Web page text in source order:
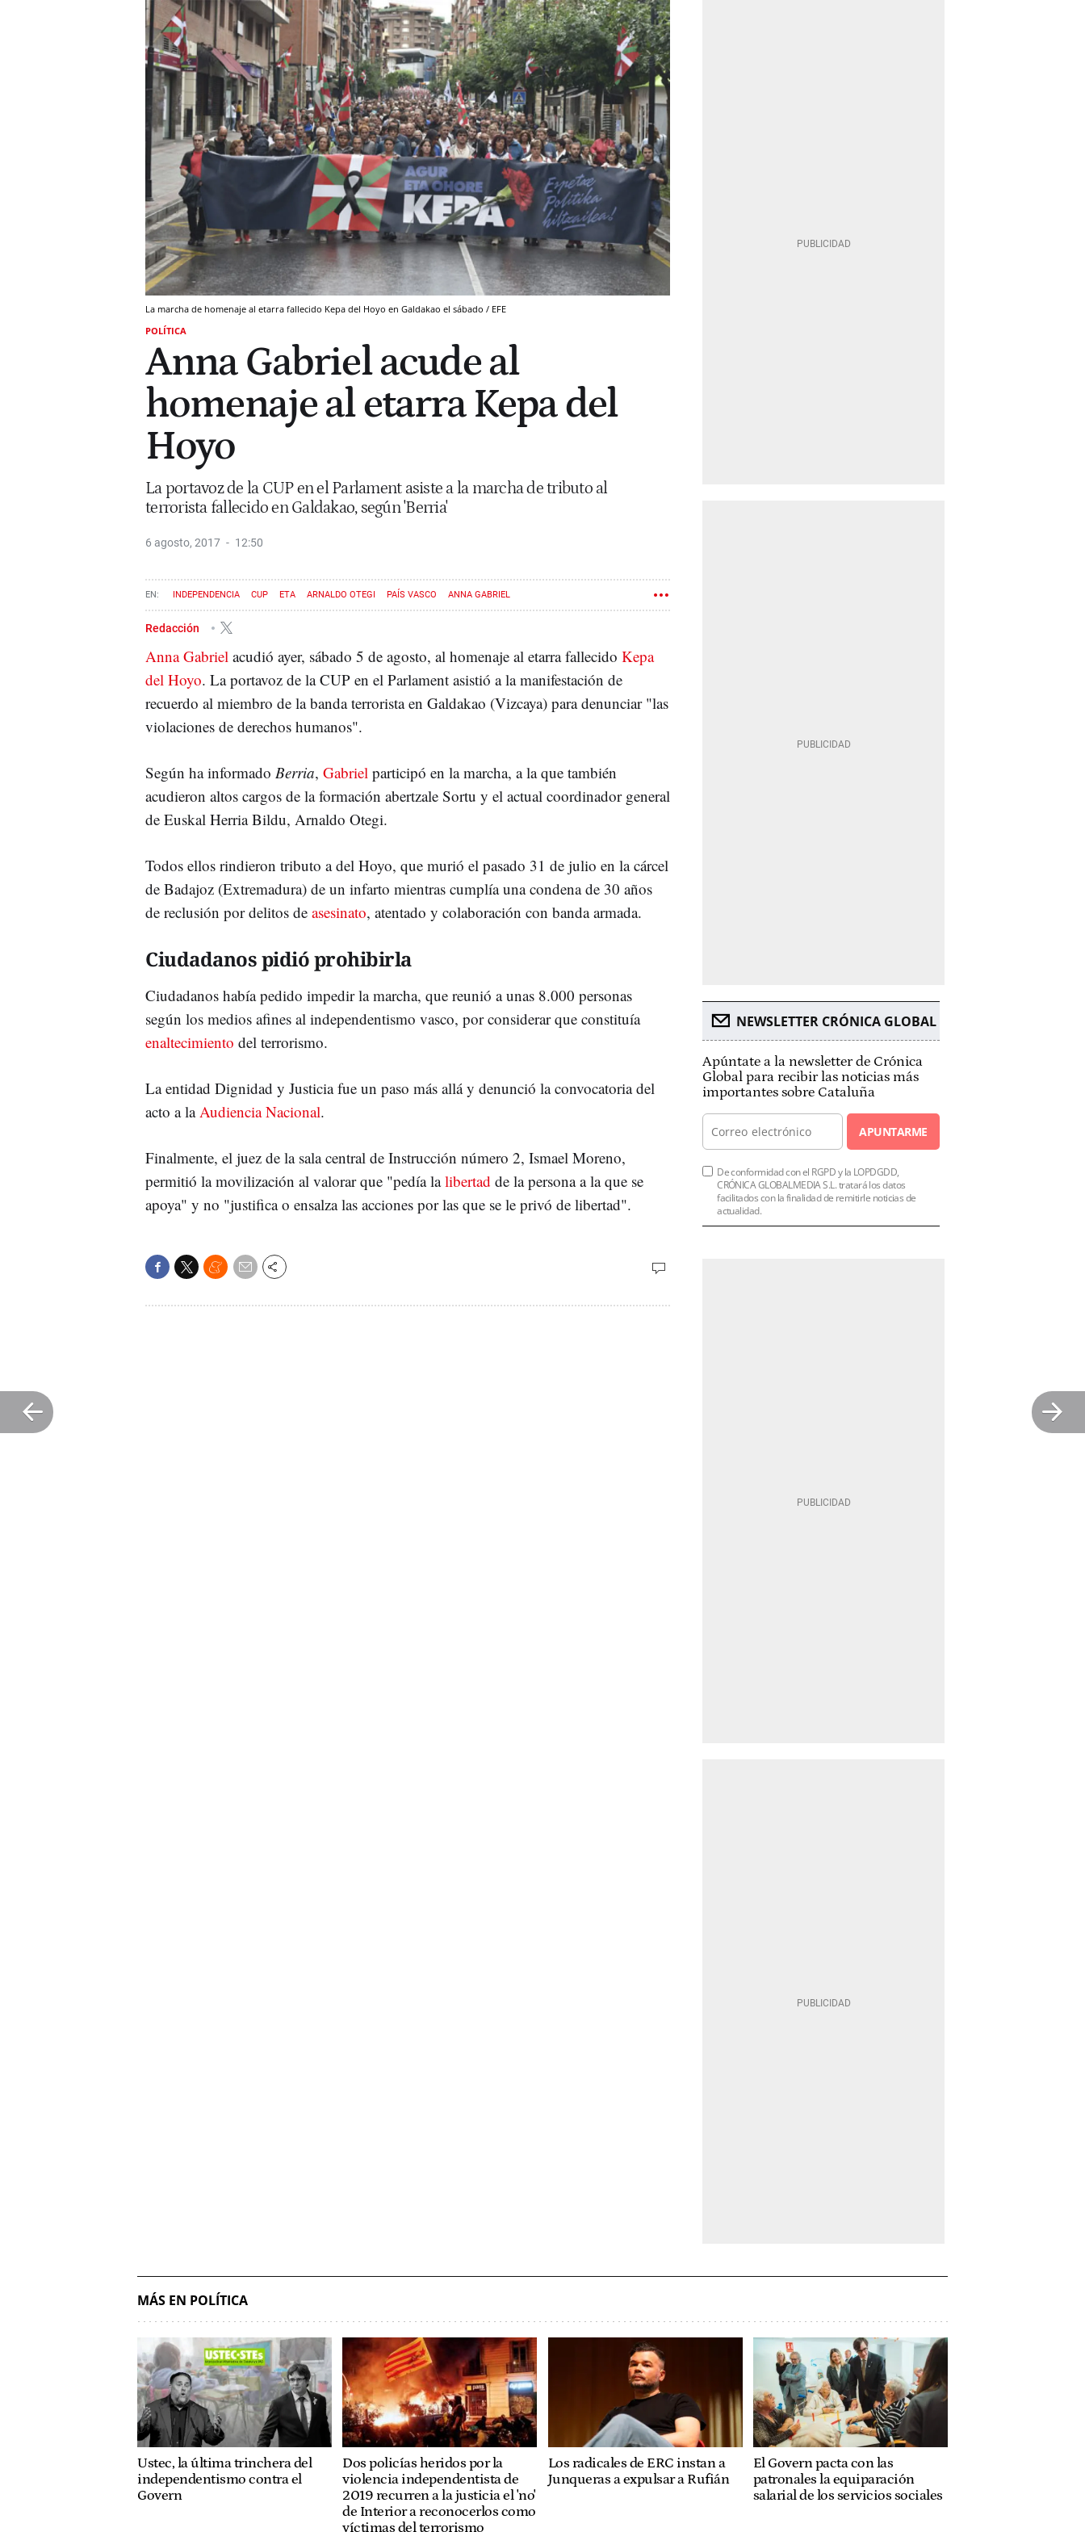
La marcha de homenaje al etarra fallecido Kepa del Hoyo en Galdakao el sábado / EFE
POLÍTICA
Anna Gabriel acude al
homenaje al etarra Kepa del
Hoyo
La portavoz de la CUP en el Parlament asiste a la marcha de tributo al
terrorista fallecido en Galdakao, según 'Berria'
6 agosto, 2017 12:50
INDEPENDENCIA CUP ETA ARNALDO OTEGI PAÍS VASCO ANNA GABRIEL
Redacción
Anna Gabriel acudió ayer, sábado 5 de agosto, al homenaje al etarra fallecido Kepa
del Hoyo. La portavoz de la CUP en el Parlament asistió a la manifestación de
recuerdo al miembro de la banda terrorista en Galdakao (Vizcaya) para denunciar "las
violaciones de derechos humanos".
Según ha informado Berria, Gabriel participó en la marcha, a la que también
acudieron altos cargos de la formación abertzale Sortu y el actual coordinador general
de Euskal Herria Bildu, Arnaldo Otegi.
Todos ellos rindieron tributo a del Hoyo, que murió el pasado 31 de julio en la cárcel
de Badajoz (Extremadura) de un infarto mientras cumplía una condena de 30 años
de reclusión por delitos de asesinato, atentado y colaboración con banda armada.
Ciudadanos pidió prohibirla
Ciudadanos había pedido impedir la marcha, que reunió a unas 8.000 personas
según los medios afines al independentismo vasco, por considerar que constituía
enaltecimiento del terrorismo.
La entidad Dignidad y Justicia fue un paso más allá y denunció la convocatoria del
acto a la Audiencia Nacional.
Finalmente, el juez de la sala central de Instrucción número 2, Ismael Moreno,
permitió la movilización al valorar que "pedía lalibertad de la persona a la que se
apoya" y no "justifica o ensalza las acciones por las que se le privó de libertad".
NEWSLETTER CRÓNICA GLOBAL
Apúntate a la newsletter de Crónica
Global para recibir las noticias más
importantes sobre Cataluña
APUNTARME
De conformidad con el RGPD y la LOPDGDD,
CRÓNICA GLOBALMEDIA S.L. tratará los datos
facilitados con la finalidad de remitirle noticias de
actualidad.
MÁS EN POLÍTICA
Ustec, la última trinchera del
independentismo contra el
Govern
Dos policías heridos por la
violencia independentista de
2019 recurren a la justicia el 'no'
de Interior a reconocerlos como
víctimas del terrorismo
Los radicales de ERC instan a
Junqueras a expulsar a Rufián
El Govern pacta con las
patronales la equiparación
salarial de los servicios sociales